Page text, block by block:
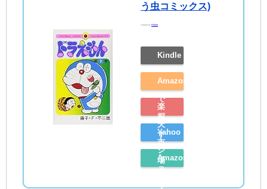
う虫コミックス)
created byRinker
Kindle
Amazon
で
探
す
楽
天
市
場
Yahoo
シ
ョ
ッ
Amazon